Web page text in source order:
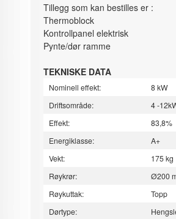
Tillegg som kan bestilles er :
Thermoblock
Kontrollpanel elektrisk
Pynte/dør ramme
TEKNISKE DATA
Nominell effekt:
8 kW
Driftsområde:
4 -
Effekt:
83,8%
Energiklasse:
A+
Vekt:
175 kg
Røykrør:
Ø200
Røykuttak:
Topp
Dørtype: